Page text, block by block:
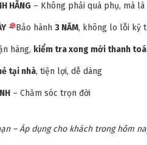
HÃNG – Không phải quà phụ, mà là
– Bảo hành3 NĂM, không lo lỗi kỹ
hàng, kiểm tra xong mới thanh
tại nhà, tiện lợi, dễ dàng
– Chăm sóc trọn đời
– Áp dụng cho khách trong hôm